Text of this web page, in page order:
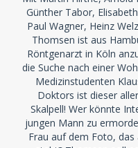
Günther Tabor,
Paul Wagner, Heinz
Thomsen ist aus
Röntgenarzt in Köln
die Suche nach einer
Medizinstudenten
Doktors ist dieser
Skalpell! Wer könnte
jungen Mann zu
Frau auf dem Foto,